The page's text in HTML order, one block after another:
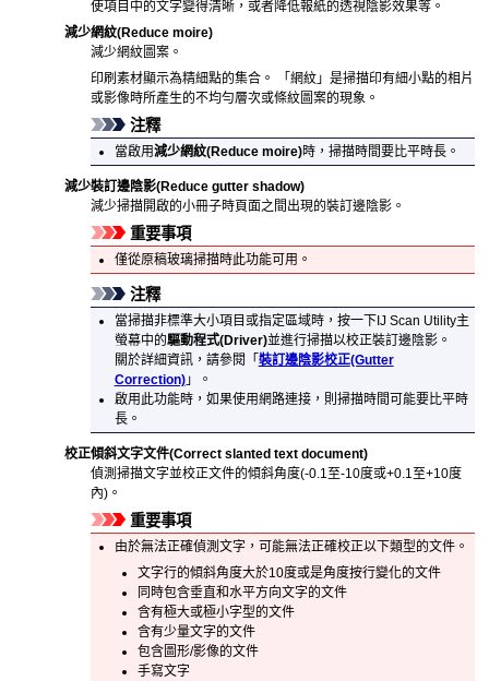
使項目中的文字變得清晰，或者降低報紙的透視陰影效果等。
減少網紋(Reduce moire)
減少網紋圖案。
印刷素材顯示為精細點的集合。
「網紋」是掃描印有細小點的相片
或影像時所產生的不均勻層次或條紋圖案的現象。
注釋
當啟用減少網紋(Reduce moire)時，掃描時間要比平時長。
減少裝訂邊陰影(Reduce gutter shadow)
減少掃描開啟的小冊子時頁面之間出現的裝訂邊陰影。
重要事項
僅從原稿玻璃掃描時此功能可用。
注釋
當掃描非標準大小項目或指定區域時，按一下 IJ Scan Utility主
螢幕中的驅動程式(Driver)並進行掃描以校正裝訂邊陰影。
關於詳細資訊，請參閱「 裝訂邊陰影校正(Gutter
Correction)」。
啟用此功能時，如果使用網路連接，則掃描時間可能要比平時
長。
校正傾斜文字文件(Correct slanted text document)
偵測掃描文字並校正文件的傾斜角度(-0.1至-10度或+0.1至+10度
內)。
重要事項
由於無法正確偵測文字，可能無法正確校正以下類型的文件。
文字行的傾斜角度大於10度或是角度按行變化的文件
同時包含垂直和水平方向文字的文件
含有極大或極小字型的文件
含有少量文字的文件
包含圖形/影像的文件
手寫文字